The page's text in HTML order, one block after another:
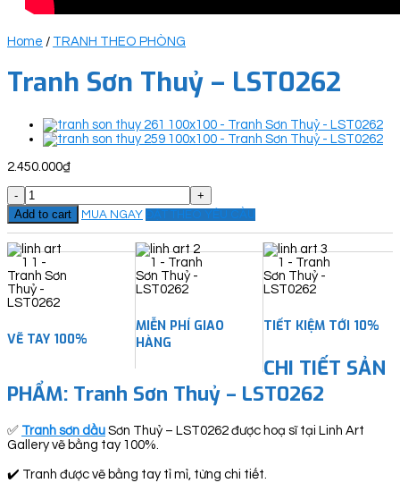
Home / TRANH THEO PHÒNG
Tranh Sơn Thuỷ – LST0262
2.450.000₫
Tranh
Sơn
Thuỷ
-
LST0262
quantity
Add to cart MUA NGAY ĐẶT THEO YÊU CẦU
VẼ TAY 100%
MIỄN PHÍ GIAO
HÀNG
TIẾT KIỆM TỚI 10%
CHI TIẾT SẢN
PHẨM: Tranh Sơn Thuỷ – LST0262
✅ Tranh sơn dầu Sơn Thuỷ – LST0262 được hoạ sĩ tại Linh Art
Gallery vẽ bằng tay 100%.
✔️ Tranh được vẽ bằng tay tỉ mỉ, từng chi tiết.